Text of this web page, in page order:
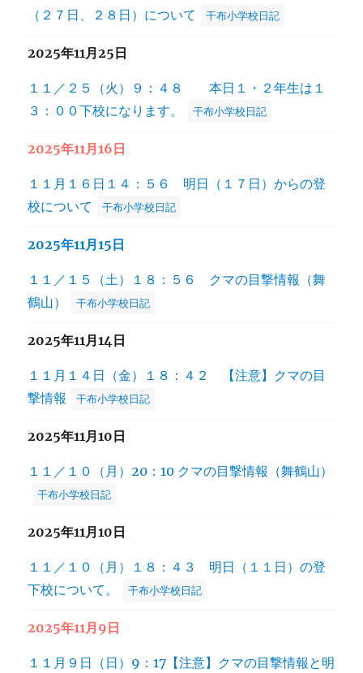
（２７日、２８日）について 干布小学校日記
2025年11月25日
１１／２５（火）９：４８ 本日１・２年生は１
３：００下校になります。
干布小学校日記
2025年11月16日
１１月１６日１４：５６ 明日（１７日）からの登
校について
干布小学校日記
2025年11月15日
１１／１５（土）１８：５６ クマの目撃情報（舞
鶴山）
干布小学校日記
2025年11月14日
１１月１４日（金）１８：４２ 【注意】クマの目
撃情報
干布小学校日記
2025年11月10日
１１／１０（月）20：10 クマの目撃情報（舞鶴山）
干布小学校日記
2025年11月10日
１１／１０（月）１８：４３ 明日（１１日）の登
下校について。
干布小学校日記
2025年11月9日
１１月９日（日）9：17【注意】クマの目撃情報と明